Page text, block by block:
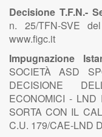
Decisione T.F.N.-
n. 25/TFN-SVE
www.figc.it
Impugnazione
SOCIETÀ ASD
DECISIONE
ECONOMICI - LND
SORTA CON IL
C.U. 179/CAE-LND